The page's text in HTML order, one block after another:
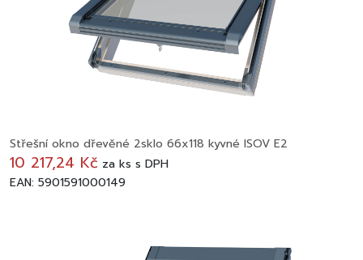
Střešní okno dřevěné 2sklo 66x118 kyvné ISOV E2
10 217,24 Kč za ks s DPH
EAN: 5901591000149